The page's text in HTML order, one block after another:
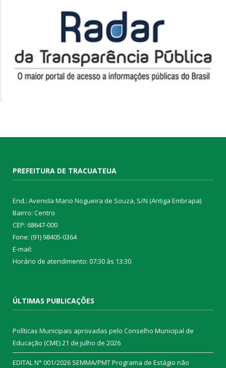
PREFEITURA DE TRACUATEUA
End.: Avenida Mario Nogueira de Souza, S/N (Antiga Embrapa)
Bairro: Centro
CEP: 68647-000
Fone: (91) 98405-0364
E-mail:
Horário de atendimento: 07:30 às 13:30
ÚLTIMAS PUBLICAÇÕES
Políticas Municipais aprovadas pelo Conselho Municipal de
Educação (CME)21 de julho de 2026
EDITAL N° 001/2026 SEMMA/PMT Programa de Estágio não